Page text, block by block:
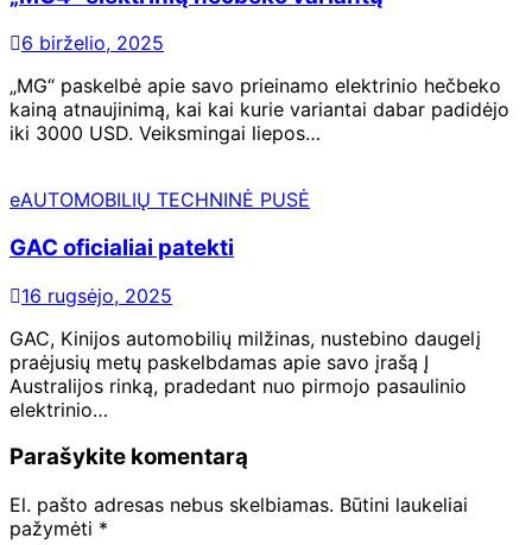
6 birželio, 2025
„MG“ paskelbė apie savo prieinamo elektrinio hečbeko
kainą atnaujinimą, kai kai kurie variantai dabar padidėjo
iki 3000 USD. Veiksmingai liepos…
eAUTOMOBILIŲ TECHNINĖ PUSĖ
GAC oficialiai patekti
16 rugsėjo, 2025
GAC, Kinijos automobilių milžinas, nustebino daugelį
praėjusių metų paskelbdamas apie savo įrašą Į
Australijos rinką, pradedant nuo pirmojo pasaulinio
elektrinio…
Parašykite komentarą
El. pašto adresas nebus skelbiamas. Būtini laukeliai
pažymėti *